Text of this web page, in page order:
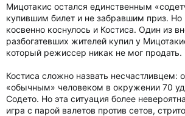
Мицотакис остался единственным
купившим билет и не забравшим приз. Но
косвенно коснулось и Костиса. Один из
разбогатевших жителей купил у
который режиссер никак не мог продать.
Костиса сложно назвать несчастливцем:
«обычным» человеком в окружении 70
Содето. Но эта ситуация более
игра с парой валетов против сетов,